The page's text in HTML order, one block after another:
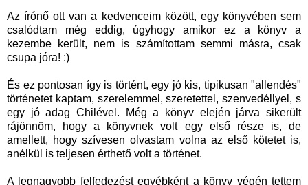
Az írónő ott van a kedvenceim között, egy könyvében sem
csalódtam még eddig, úgyhogy amikor ez a könyv a
kezembe került, nem is számítottam semmi másra, csak
csupa jóra! :)
És ez pontosan így is történt, egy jó kis, tipikusan "allendés"
történetet kaptam, szerelemmel, szeretettel, szenvedéllyel, s
egy jó adag Chilével. Még a könyv elején járva sikerült
rájönnöm, hogy a könyvnek volt egy első része is, de
amellett, hogy szívesen olvastam volna az első kötetet is,
anélkül is teljesen érthető volt a történet.
A legnagyobb felfedezést egyébként a könyv végén tettem